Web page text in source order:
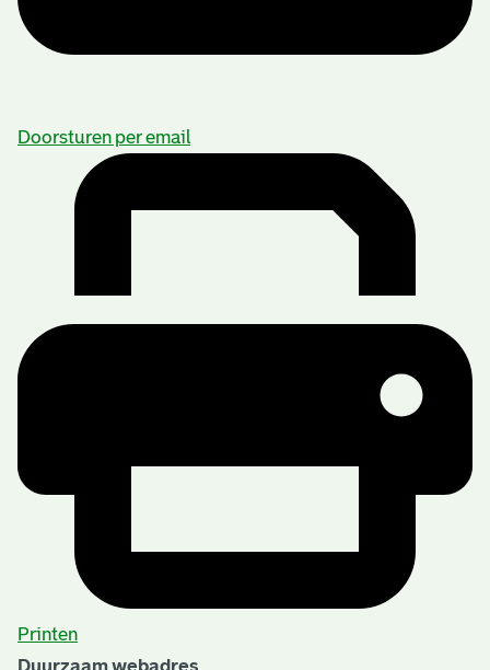
Doorsturen per email
Printen
Duurzaam webadres